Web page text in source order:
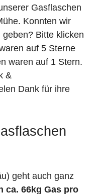
Gasflaschen
Konnten wir
Bitte klicken
auf 5 Sterne
waren auf 1 Stern.
&
Dank für ihre
geht auch ganz
ca. 66kg Gas pro